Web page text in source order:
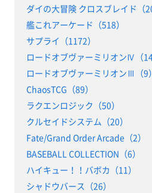
ダイの大冒険 クロスブレイド（20
艦これアーケード（518）
サプライ（1172）
ロードオブヴァーミリオンⅣ（14
ロードオブヴァーミリオンⅢ（9）
ChaosTCG（89）
ラクエンロジック（50）
クルセイドシステム（20）
Fate/Grand Order Arcade（2）
BASEBALL COLLECTION（6）
ハイキュー！！バボカ（11）
シャドウバース（26）